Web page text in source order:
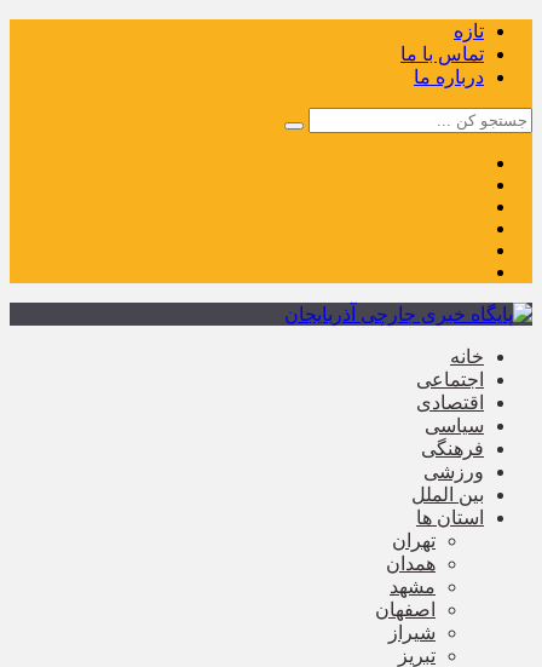
تازه
تماس با ما
درباره ما
خانه
اجتماعی
اقتصادی
سیاسی
فرهنگی
ورزشی
بین الملل
استان ها
تهران
همدان
مشهد
اصفهان
شیراز
تبریز